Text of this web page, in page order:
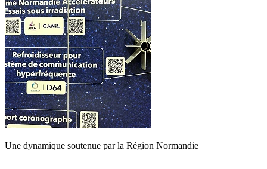
Une dynamique soutenue par la Région Normandie